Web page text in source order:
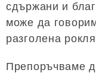
сдържани и
може да
разголена
Препоръчваме